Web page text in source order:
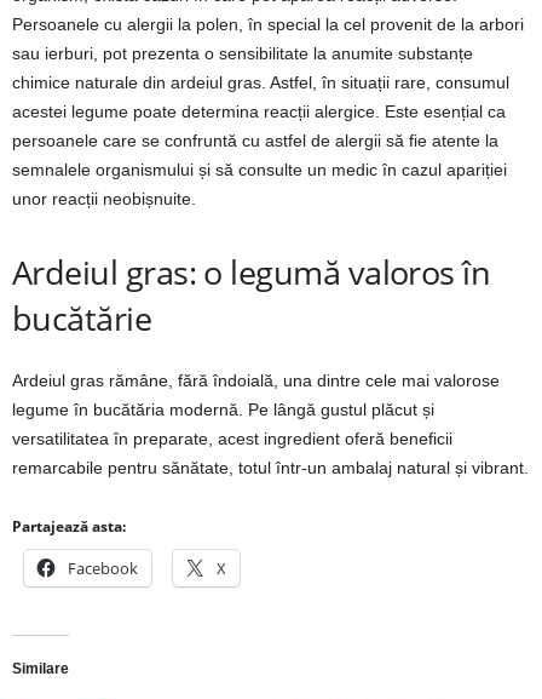
Persoanele cu alergii la polen, în special la cel provenit de la arbori
sau ierburi, pot prezenta o sensibilitate la anumite substanțe
chimice naturale din ardeiul gras. Astfel, în situații rare, consumul
acestei legume poate determina reacții alergice. Este esențial ca
persoanele care se confruntă cu astfel de alergii să fie atente la
semnalele organismului și să consulte un medic în cazul apariției
unor reacții neobișnuite.
Ardeiul gras: o legumă valoros în
bucătărie
Ardeiul gras rămâne, fără îndoială, una dintre cele mai valorose
legume în bucătăria modernă. Pe lângă gustul plăcut și
versatilitatea în preparate, acest ingredient oferă beneficii
remarcabile pentru sănătate, totul într-un ambalaj natural și vibrant.
Partajează asta:
Facebook X
Similare